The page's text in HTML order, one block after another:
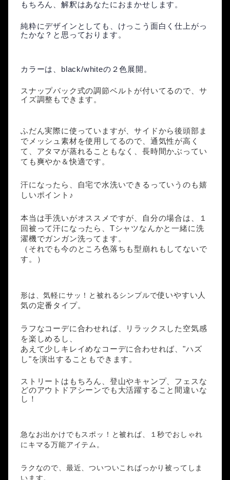
もちろん、解釈はあなたにおまかせします。
純粋にデザインとしても、けっこう面白く仕上がっ
たかな？と思っております。
カラーは、black/whiteの２色展開。
スナップバック式の調節ベルトが付いてるので、 サ
イズ調整 もできます。
ふだん実際に使っていますが、サイドから後頭部ま
でメッシュ 素材を使用してるので、通気性が高く
て、アタマが蒸れることもなく、長時間かぶってい
ても爽やか＆快適です。
汗になったら、自宅で水洗いできるっていうのも嬉
しいポイント♪
本当は手洗いがオススメですが、自分の場合は、１
回被って汗になったら、Tシャツなんかと一緒に洗
濯機でガンガン洗ってます。
（それでも今のところ色落ちも型崩れもしてないで
す。）
形は、気軽にサッ！と被れるシンプルで使いやすい 人
気の定番タイプ。
ラフなコーデに合わせれば、リラックスした空気感
を楽しめるし、
あえて少しキレイめな コーデに合わせれば、"ハズ
し"を演出することもできます。
ストリート はもちろん、登山やキャンプ、フェスな
どのアウトドアシーンでも大活躍すること間違いな
し！
急なお出かけでもスポッ！と被れば、１秒でおしゃれ
にキマる万能アイテム。
ラクなので、最近、ついついこればっかり被ってしま
います。